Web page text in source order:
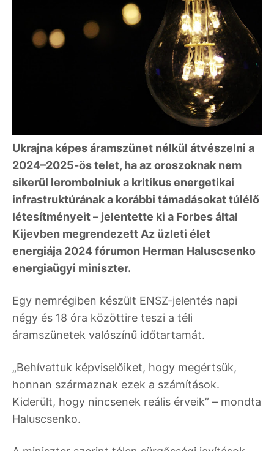
Ukrajna képes áramszünet nélkül átvészelni a
2024–2025-ös telet, ha az oroszoknak nem
sikerül lerombolniuk a kritikus energetikai
infrastruktúrának a korábbi támadásokat túlélő
létesítményeit – jelentette ki a Forbes által
Kijevben megrendezett Az üzleti élet
energiája 2024 fórumon Herman Haluscsenko
energiaügyi miniszter.
Egy nemrégiben készült ENSZ-jelentés napi
négy és 18 óra közöttire teszi a téli
áramszünetek valószínű időtartamát.
„Behívattuk képviselőiket, hogy megértsük,
honnan származnak ezek a számítások.
Kiderült, hogy nincsenek reális érveik” – mondta
Haluscsenko.